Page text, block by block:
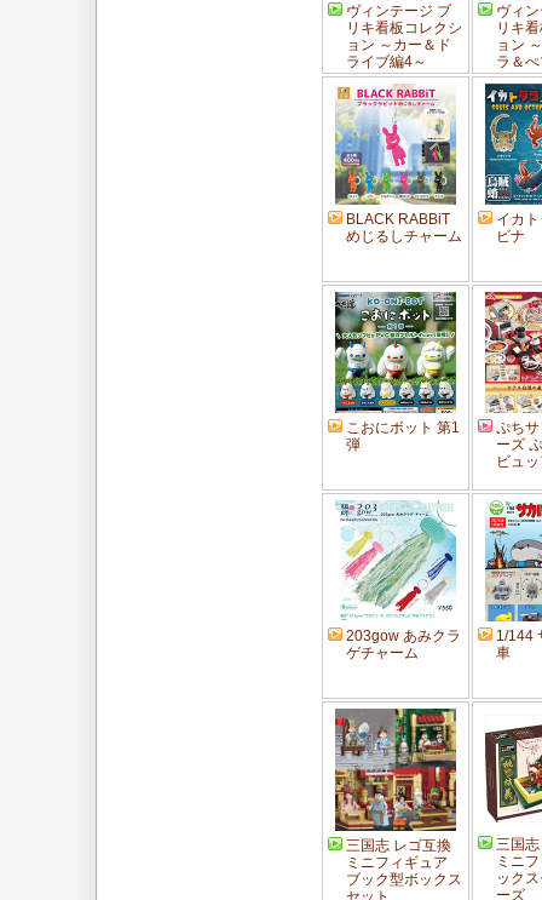
ヴィンテージ ブ
リキ看板コレクシ
ョン ～カー＆ド
ライブ編4～
ヴィ
リキ
ョン
ラ＆
BLACK RABBiT
めじるしチャーム
イカ
ビナ
こおにボット 第1
弾
ぷち
ーズ
ビュ
203gow あみクラ
ゲチャーム
1/144
車
三国志 レゴ互換
ミニフィギュア
ブック型ボックス
セット
三国
ミニ
ック
ーズ